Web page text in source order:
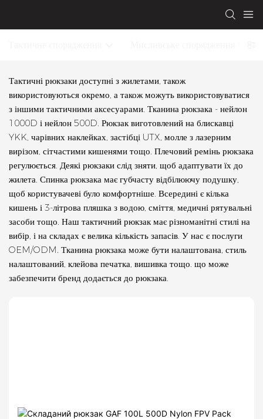
Тактичні рюкзаки доступні з жилетами, також
використовуються окремо, а також можуть використовуватися
з іншими тактичними аксесуарами. Тканина рюкзака - нейлон
1000D і нейлон 500D. Рюкзак виготовлений на блискавці
YKK, чарівних наклейках, застібці UTX, молле з лазерним
вирізом, сітчастими кишенями тощо. Плечовий ремінь рюкзака
регулюється. Деякі рюкзаки слід зняти, щоб адаптувати їх до
жилета. Спинка рюкзака має губчасту відбілюючу подушку,
щоб користувачеві було комфортніше. Всередині є кілька
кишень і 3-літрова пляшка з водою, сміття, медичні рятувальні
засоби тощо. Наш тактичний рюкзак має різноманітні стилі на
вибір, і на складах є велика кількість запасів. У нас є послуги
OEM/ODM. Тканина рюкзака може бути налаштована, стиль
налаштований, клейова печатка, вишивка тощо. що може
забезпечити бренд додається до рюкзака.